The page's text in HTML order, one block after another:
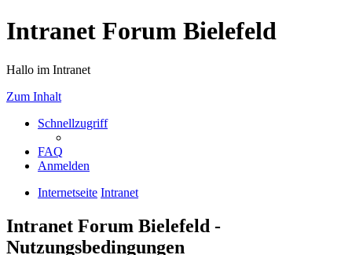
Intranet Forum Bielefeld
Hallo im Intranet
Zum Inhalt
Schnellzugriff
FAQ
Anmelden
Internetseite Intranet
Intranet Forum Bielefeld -
Nutzungsbedingungen